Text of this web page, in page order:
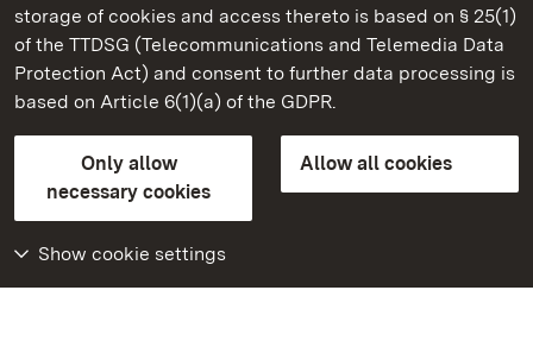
storage of cookies and access thereto is based on § 25(1)
of the TTDSG (Telecommunications and Telemedia Data
Protection Act) and consent to further data processing is
based on Article 6(1)(a) of the GDPR.
Only allow
necessary cookies
Allow all cookies
Show cookie settings
Ludwigsburg Residential Palace
State Palaces and Gardens of Baden-Wuerttemberg
Contact usFAQMasthead
Declaration on barrier-free access
BITV-konform (geprüfte Seiten)